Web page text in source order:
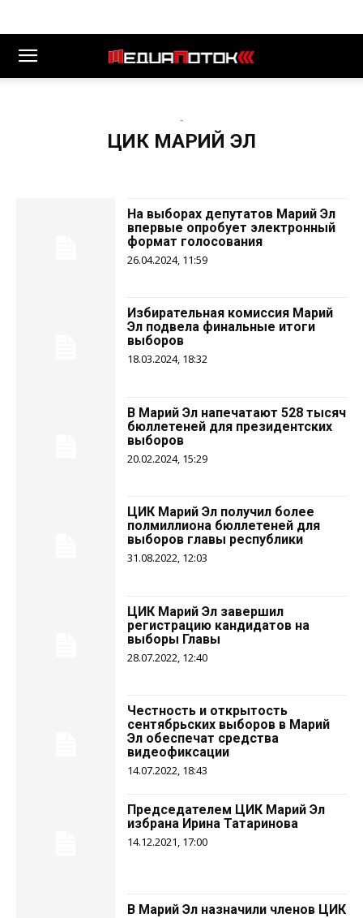
-
ЦИК МАРИЙ ЭЛ
На выборах депутатов Марий Эл
впервые опробует электронный
формат голосования
26.04.2024, 11:59
Избирательная комиссия Марий
Эл подвела финальные итоги
выборов
18.03.2024, 18:32
В Марий Эл напечатают 528 тысяч
бюллетеней для президентских
выборов
20.02.2024, 15:29
ЦИК Марий Эл получил более
полмиллиона бюллетеней для
выборов главы республики
31.08.2022, 12:03
ЦИК Марий Эл завершил
регистрацию кандидатов на
выборы Главы
28.07.2022, 12:40
Честность и открытость
сентябрьских выборов в Марий
Эл обеспечат средства
видеофиксации
14.07.2022, 18:43
Председателем ЦИК Марий Эл
избрана Ирина Татаринова
14.12.2021, 17:00
В Марий Эл назначили членов ЦИК